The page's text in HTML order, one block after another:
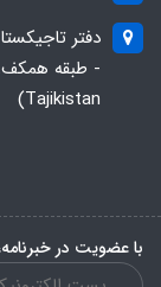
دفتر
Tajikistan)
با عضویت در